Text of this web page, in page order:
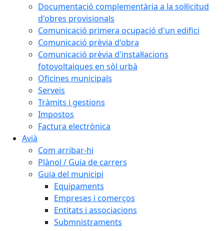
Documentació complementària a la sol·licitud
d'obres provisionals
Comunicació primera ocupació d'un edifici
Comunicació prèvia d'obra
Comunicació prèvia d'instal·lacions
fotovoltaiques en sòl urbà
Oficines municipals
Serveis
Tràmits i gestions
Impostos
Factura electrònica
Avià
Com arribar-hi
Plànol / Guia de carrers
Guia del municipi
Equipaments
Empreses i comerços
Entitats i associacions
Submnistraments